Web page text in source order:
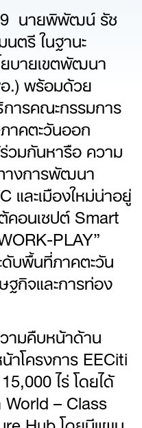
นายพิพัฒน์ รัช
ตรี ในฐานะ
บายเขตพัฒนา
.) พร้อมด้วย
ารคณะกรรมการ
าคตะวันออก
วมกันหารือ ความ
างการพัฒนา
และเมืองใหม่น่าอยู่
คอนเซปต์ Smart
PLAY”
บพื้นที่ภาคตะวัน
ฐกิจและการท่อง
มคืบหน้าด้าน
าโครงการ EECiti
ไร่ โดยได้
World – Class